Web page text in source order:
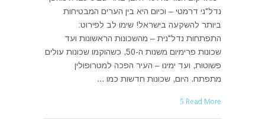
נדל"ני דרמטי – וכיום היא בין הערים המבטיחות
ביותר להשקעה בישראל! שימו לב לפירוט:
התפתחות נדל"נית – מהשכונות הראשונות ועד
שכונות פרימיום משנות ה-50, כשהוקמו שכונות עולים
פשוטות, ועד ימינו – העיר הפכה למטרופולין
מתפתח. היום, שכונות חדשות כמו
Read More